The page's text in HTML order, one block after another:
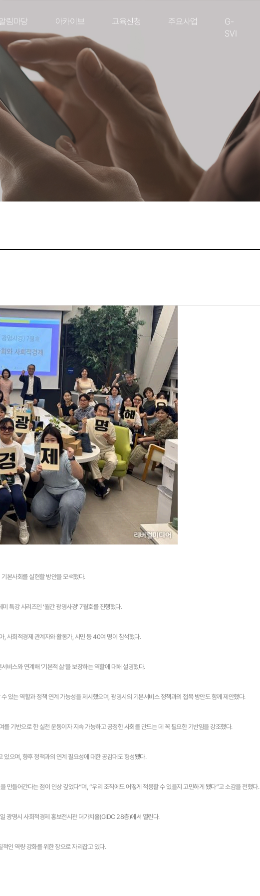
림마당 아카이브 교육신청 주요사업
G-
SVI
본사회를 실현할 방안을 모색했다.
특강 시리즈인 ‘월간 광명사경’ 7월호를 진행했다.
, 사회적경제 관계자와 활동가, 시민 등 40여 명이 참석했다.
비스와 연계해 ‘기본적 삶’을 보장하는 역할에 대해 설명했다.
있는 역할과 정책 연계 가능성을 제시했으며, 광명시의 기본서비스 정책과의 접목 방안도 함께 제안했다.
기반으로 한 실천 운동이자 지속 가능하고 공정한 사회를 만드는 데 꼭 필요한 기반임을 강조했다.
으며, 향후 정책과의 연계 필요성에 대한 공감대도 형성됐다.
만들어간다는 점이 인상 깊었다”며, “우리 조직에도 어떻게 적용할 수 있을지 고민하게 됐다”고 소감을 전했다.
광명시 사회적경제 홍보전시관 더가치홀(GIDC 28층)에서 열린다.
인 역량 강화를 위한 장으로 자리잡고 있다.